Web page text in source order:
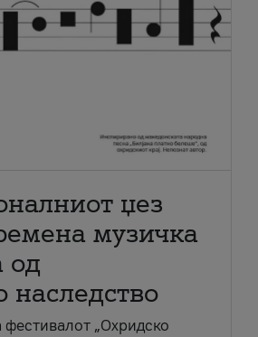
џез
музичка
од
наследство
„Охридско